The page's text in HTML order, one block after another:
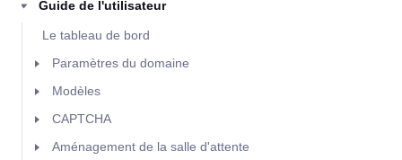
Guide de l'utilisateur
Le tableau de bord
Paramètres du domaine
Modèles
CAPTCHA
Aménagement de la salle d'attente